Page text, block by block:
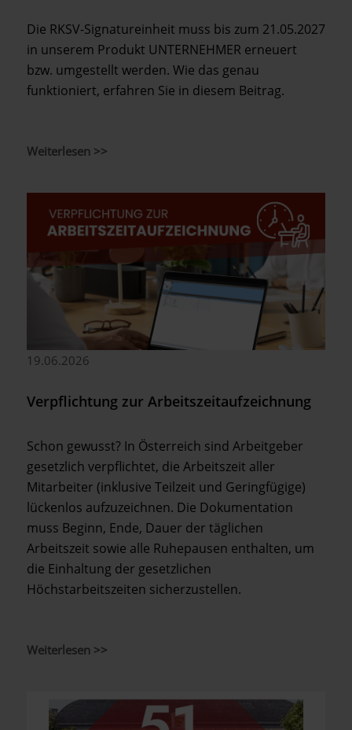
Die RKSV-Signatureinheit muss bis zum 21.05.2027
in unserem Produkt UNTERNEHMER erneuert
bzw. umgestellt werden. Wie das genau
funktioniert, erfahren Sie in diesem Beitrag.
Weiterlesen >>
19.06.2026
Verpflichtung zur Arbeitszeitaufzeichnung
Schon gewusst? In Österreich sind Arbeitgeber
gesetzlich verpflichtet, die Arbeitszeit aller
Mitarbeiter (inklusive Teilzeit und Geringfügige)
lückenlos aufzuzeichnen. Die Dokumentation
muss Beginn, Ende, Dauer der täglichen
Arbeitszeit sowie alle Ruhepausen enthalten, um
die Einhaltung der gesetzlichen
Höchstarbeitszeiten sicherzustellen.
Weiterlesen >>